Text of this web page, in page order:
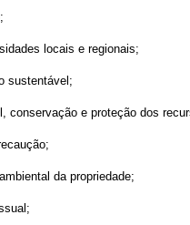
locais e regionais;
sustentável;
conservação e proteção dos
da propriedade;